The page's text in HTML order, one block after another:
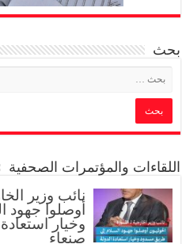
بحث
اللقاءات والمؤتمرات الصحفية
‏نائب وزير
أوصلوا جهود
وخيار
صنعاء